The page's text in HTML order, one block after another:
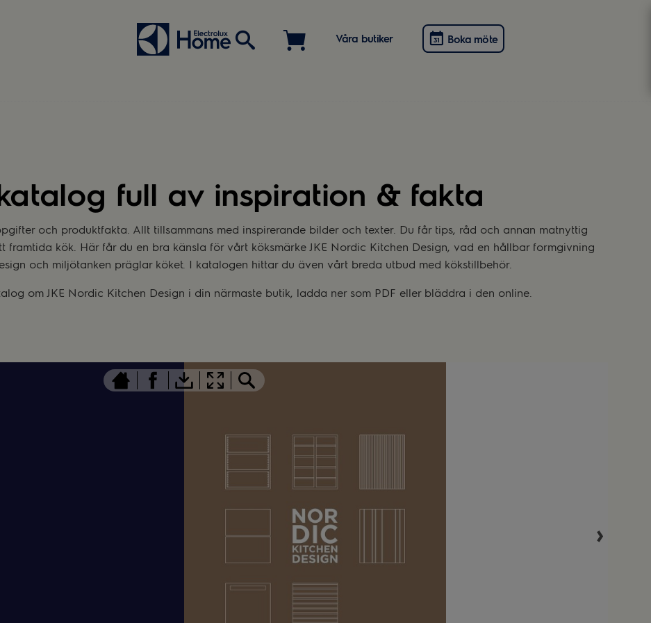
Våra butiker Boka möte
full av inspiration & fakta
och produktfakta. Allt tillsammans med inspirerande bilder och texter. Du får tips, råd och annan matnyttig
kök. Här får du en bra känsla för vårt köksmärke JKE Nordic Kitchen Design, vad en hållbar formgivning
och miljötanken präglar köket. I katalogen hittar du även vårt breda utbud med kökstillbehör.
om JKE Nordic Kitchen Design i din närmaste butik, ladda ner som PDF eller bläddra i den online.